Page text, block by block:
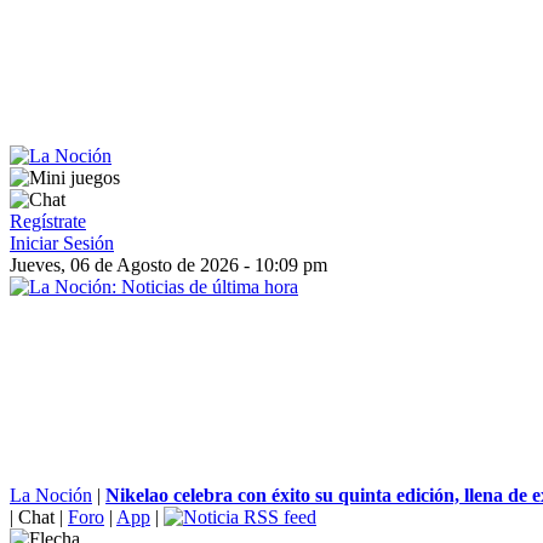
Regístrate
Iniciar Sesión
Jueves, 06 de Agosto de 2026 - 10:09 pm
La Noción | Nikelao celebra con éxito su quinta edición, llena de
| Chat | Foro | App |